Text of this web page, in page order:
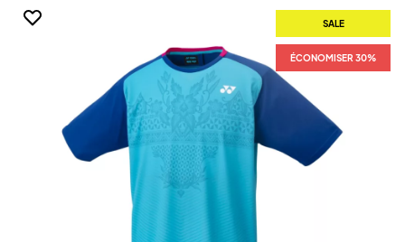
SALE
ÉCONOMISER 30%